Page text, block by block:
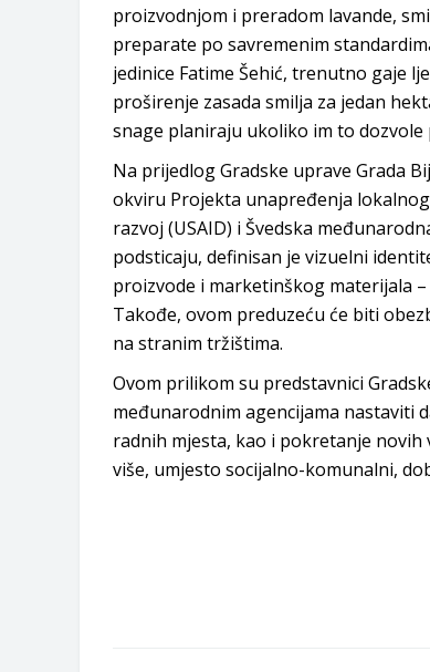
proizvodnjom i preradom lavande,
preparate po savremenim
jedinice Fatime Šehić, trenutno gaje
proširenje zasada smilja za jedan
snage planiraju ukoliko im to
Na prijedlog Gradske uprave Grada
okviru Projekta unapređenja
razvoj (USAID) i Švedska
podsticaju, definisan je vizuelni
proizvode i marketinškog materijala
Takođe, ovom preduzeću će biti
na stranim tržištima.
Ovom prilikom su predstavnici
međunarodnim agencijama nastaviti
radnih mjesta, kao i pokretanje novih
više, umjesto socijalno-komunalni,